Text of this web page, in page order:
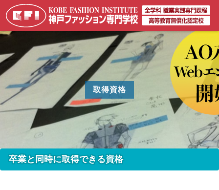
取得資格
卒業と同時に取得できる資格